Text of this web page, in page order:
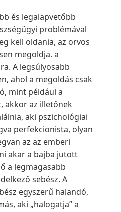
és legalapvetőbb
problémával
kell oldania, az orvos
megoldja. a
A legsúlyosabb
ahol a megoldás csak
mint például a
akkor az illetőnek
aki pszichológiai
perfekcionista, olyan
az az emberi
akar a bajba jutott
a legmagasabb
sebész. A
egyszerű halandó,
aki „halogatja” a